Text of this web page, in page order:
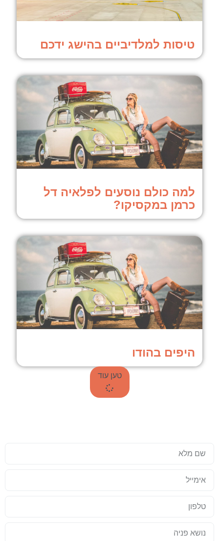
טיסות למלדיביים בהישג ידכם
למה כולם נוסעים לפלאיה דל
כרמן במקסיקו?
היפים בהודו
טען עוד